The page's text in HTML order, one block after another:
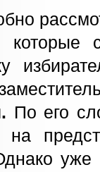
которые
По его
на
уже